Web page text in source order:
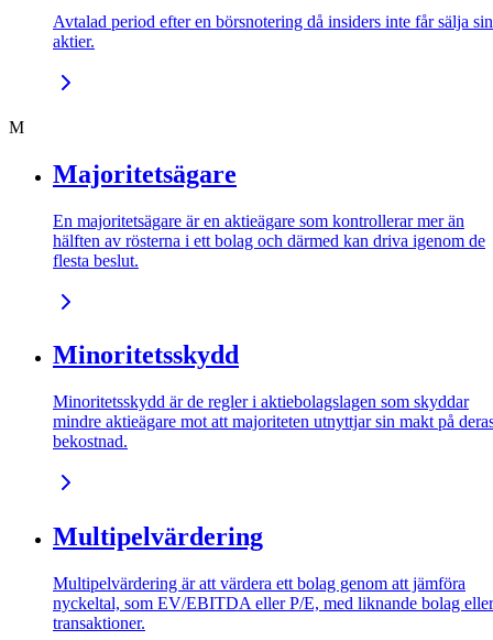
Avtalad period efter en börsnotering då insiders inte får sälja
aktier.
M
Majoritetsägare
En majoritetsägare är en aktieägare som kontrollerar mer än
hälften av rösterna i ett bolag och därmed kan driva igenom de
flesta beslut.
Minoritetsskydd
Minoritetsskydd är de regler i aktiebolagslagen som skyddar
mindre aktieägare mot att majoriteten utnyttjar sin makt på
bekostnad.
Multipelvärdering
Multipelvärdering är att värdera ett bolag genom att jämföra
nyckeltal, som EV/EBITDA eller P/E, med liknande bolag eller
transaktioner.